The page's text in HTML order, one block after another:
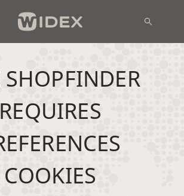
SHOPFINDER
REQUIRES
COOKIES